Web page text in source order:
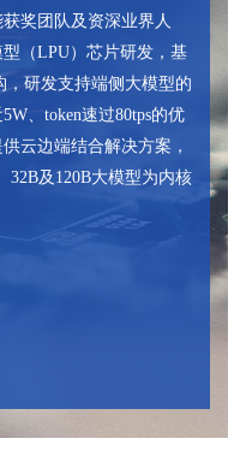
奖团队及资深业界人
（LPU）芯片研发，基
，研发支持端侧大模型的
、token速过80tps的优
云边端结合解决方案，
32B及120B大模型为内核